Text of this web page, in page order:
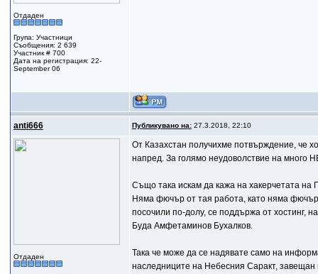
Отдаден
Група: Участници
Съобщения: 2 639
Участник # 700
Дата на регистрация: 22-
September 06
anti666 Публикувано на:27.3.2018, 22:10
Отдаден
От Казахстан получихме потвърждение, че
напред. За голямо неудоволствие на много
Също така искам да кажа на хакерчетата на
Няма фючър от тая работа, като няма фючър
посочили по-долу, се поддържа от хостинг,
Буда Амфетаминов Бухалков.
Така че може да се надявате само на
наследниците на Небесния Саракт,